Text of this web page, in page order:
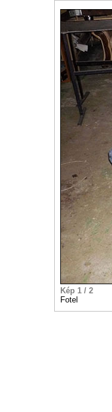
Kép 1 / 2
Fotel